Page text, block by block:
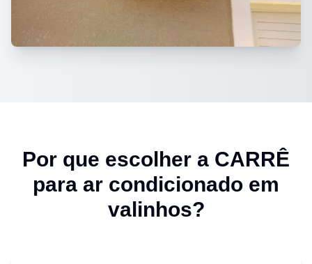
Por que escolher a CARRÊ
para ar condicionado em
valinhos?